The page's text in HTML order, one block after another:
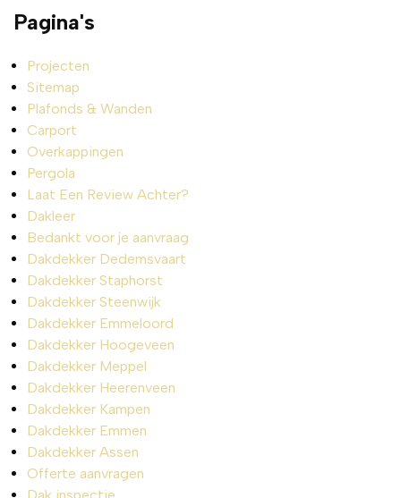
Pagina's
Projecten
Sitemap
Plafonds & Wanden
Carport
Overkappingen
Pergola
Laat Een Review Achter?
Dakleer
Bedankt voor je aanvraag
Dakdekker Dedemsvaart
Dakdekker Staphorst
Dakdekker Steenwijk
Dakdekker Emmeloord
Dakdekker Hoogeveen
Dakdekker Meppel
Dakdekker Heerenveen
Dakdekker Kampen
Dakdekker Emmen
Dakdekker Assen
Offerte aanvragen